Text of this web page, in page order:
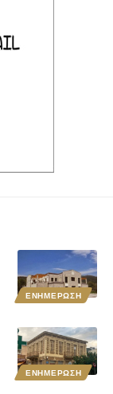
ΕΝΗΜΕΡΩΣΗ
ΕΝΗΜΕΡΩΣΗ